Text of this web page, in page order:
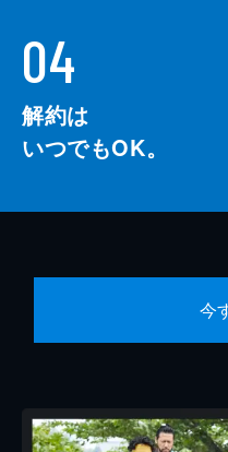
04
解約は
いつでもOK。
今